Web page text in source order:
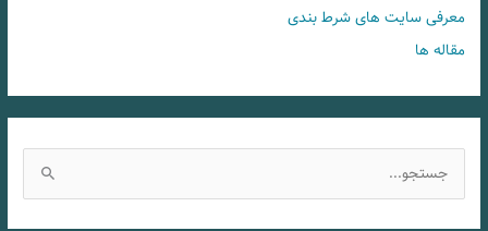
معرفی سایت های شرط بندی
مقاله ها